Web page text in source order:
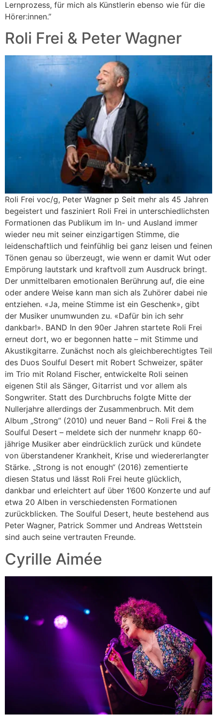
Lernprozess, für mich als Künstlerin ebenso wie für die
Hörer:innen.”
Roli Frei & Peter Wagner
Roli Frei voc/g, Peter Wagner p Seit mehr als 45 Jahren
begeistert und fasziniert Roli Frei in unterschiedlichsten
Formationen das Publikum im In- und Ausland immer
wieder neu mit seiner einzigartigen Stimme, die
leidenschaftlich und feinfühlig bei ganz leisen und feinen
Tönen genau so überzeugt, wie wenn er damit Wut oder
Empörung lautstark und kraftvoll zum Ausdruck bringt.
Der unmittelbaren emotionalen Berührung auf, die eine
oder andere Weise kann man sich als Zuhörer dabei nie
entziehen. «Ja, meine Stimme ist ein Geschenk», gibt
der Musiker unumwunden zu. «Dafür bin ich sehr
dankbar!». BAND In den 90er Jahren startete Roli Frei
erneut dort, wo er begonnen hatte – mit Stimme und
Akustikgitarre. Zunächst noch als gleichberechtigtes Teil
des Duos Soulful Desert mit Robert Schweizer, später
im Trio mit Roland Fischer, entwickelte Roli seinen
eigenen Stil als Sänger, Gitarrist und vor allem als
Songwriter. Statt des Durchbruchs folgte Mitte der
Nullerjahre allerdings der Zusammenbruch. Mit dem
Album „Strong“ (2010) und neuer Band – Roli Frei & the
Soulful Desert – meldete sich der nunmehr knapp 60-
jährige Musiker aber eindrücklich zurück und kündete
von überstandener Krankheit, Krise und wiedererlangter
Stärke. „Strong is not enough“ (2016) zementierte
diesen Status und lässt Roli Frei heute glücklich,
dankbar und erleichtert auf über 1’600 Konzerte und auf
etwa 20 Alben in verschiedensten Formationen
zurückblicken. The Soulful Desert, heute bestehend aus
Peter Wagner, Patrick Sommer und Andreas Wettstein
sind auch seine vertrauten Freunde.
Cyrille Aimée